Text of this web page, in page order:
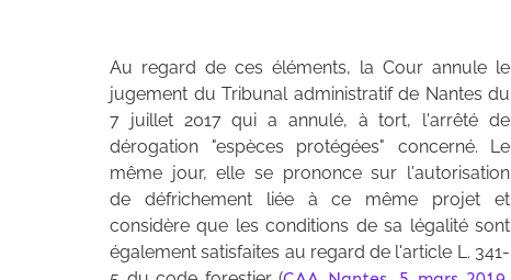
Au regard de ces éléments, la Cour annule le
jugement du Tribunal administratif de Nantes du
7 juillet 2017 qui a annulé, à tort, l'arrêté de
dérogation "espèces protégées" concerné. Le
même jour, elle se prononce sur l'autorisation
de défrichement liée à ce même projet et
considère que les conditions de sa légalité sont
également satisfaites au regard de l'article L. 341-